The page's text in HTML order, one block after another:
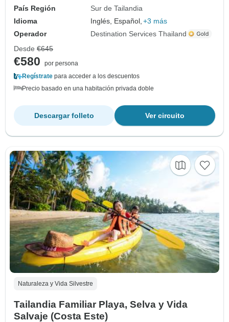
País Región
Sur de Tailandia
Idioma
Inglés, Español, +3 más
Operador
Destination Services Thailand
Desde €645
€580
por persona
Regístrate para acceder a los descuentos
Precio basado en una habitación privada doble
Ver circuito
Descargar folleto
Naturaleza y Vida Silvestre
Tailandia Familiar Playa, Selva y Vida
Salvaje (Costa Este)